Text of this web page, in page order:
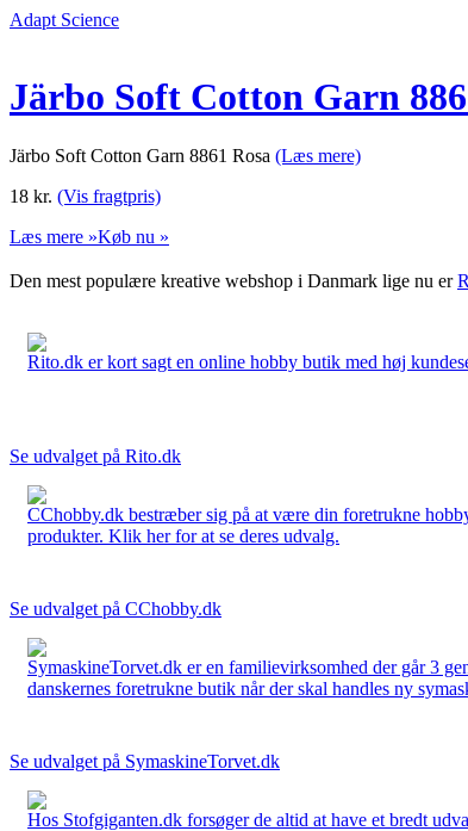
Adapt Science
Järbo Soft Cotton Garn
Järbo Soft Cotton Garn 8861 Rosa (Læs mere)
18 kr. (Vis fragtpris)
Læs mere »Køb nu »
Den mest populære kreative webshop i Danmark lige nu er
Rito.dk er kort sagt en online hobby butik med høj
Se udvalget på Rito.dk
CChobby.dk bestræber sig på at være din foretrukne
produkter. Klik her for at se deres udvalg.
Se udvalget på CChobby.dk
SymaskineTorvet.dk er en familievirksomhed der går 3
danskernes foretrukne butik når der skal handles ny
Se udvalget på SymaskineTorvet.dk
Hos Stofgiganten.dk forsøger de altid at have et bredt